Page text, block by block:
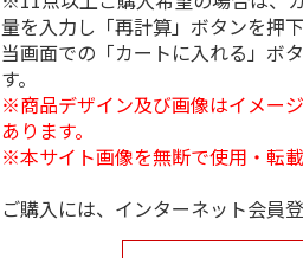
量を入力し「再計算」ボタンを押
当画面での「カートに入れる」ボ
す。
※商品デザイン及び画像はイメー
あります。
※本サイト画像を無断で使用・転
ご購入には、インターネット会員